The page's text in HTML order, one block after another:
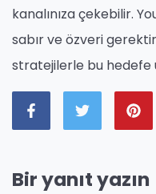
kanalınıza çekebilir.
sabır ve özveri
stratejilerle bu hedefe
Bir yanıt yazın